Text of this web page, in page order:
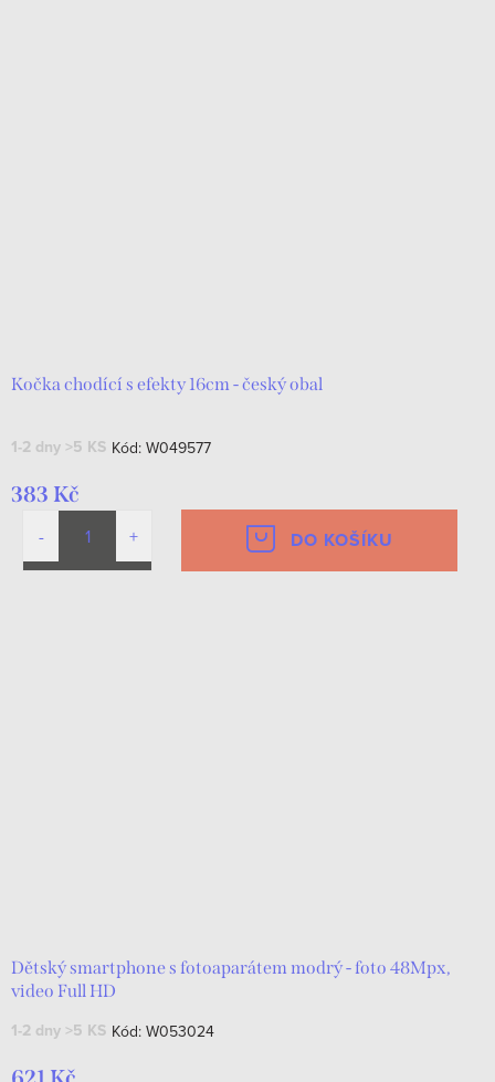
Kočka chodící s efekty 16cm - český obal
1-2 dny >5 KS Kód: W049577
383 Kč
DO KOŠÍKU
Dětský smartphone s fotoaparátem modrý - foto 48Mpx,
video Full HD
1-2 dny >5 KS Kód: W053024